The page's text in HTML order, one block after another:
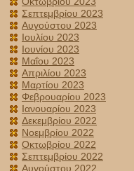
Σεπτεμβρίου 2023
Αυγούστου 2023
Ιουλίου 2023
Ιουνίου 2023
Μαΐου 2023
Απριλίου 2023
Μαρτίου 2023
Φεβρουαρίου 2023
Ιανουαρίου 2023
Δεκεμβρίου 2022
Νοεμβρίου 2022
Οκτωβρίου 2022
Σεπτεμβρίου 2022
Αυγούστου 2022